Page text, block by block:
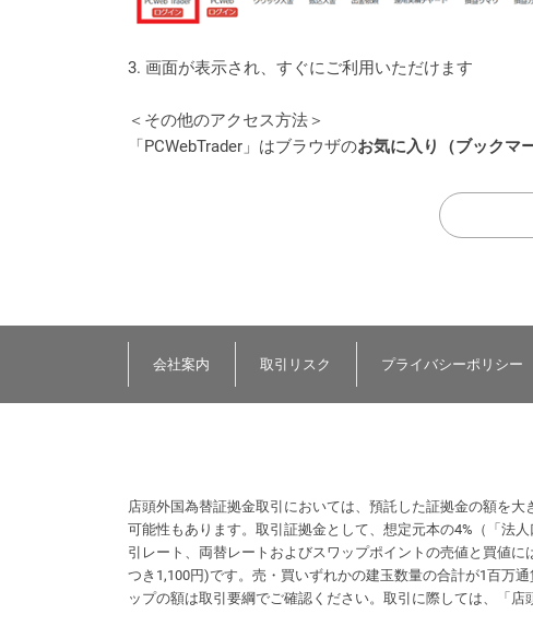
3. 画面が表示され、すぐにご利用いただけます
＜その他のアクセス方法＞
「PCWebTrader」はブラウザのお気に入り（ブックマー
会社案内 取引リスク プライバシーポリシー
店頭外国為替証拠金取引においては、預託した証拠金の額を
可能性もあります。取引証拠金として、想定元本の4%（「法
引レート、両替レートおよびスワップポイントの売値と買値
つき1,100円)です。売・買いずれかの建玉数量の合計が1百万
ップの額は取引要綱でご確認ください。取引に際しては、「